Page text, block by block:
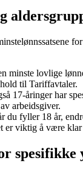
minste lovlige
til Tariffavtaler.
17-åringer har
arbeidsgiver.
du fyller 18 år,
er viktig å være klar
spesifikke